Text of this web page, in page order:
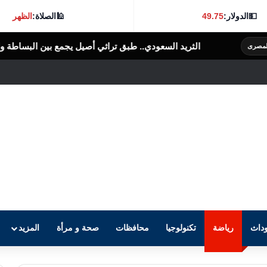
💵الدولار:49.75
🕌الصلاة:الظهر
طبق تراثي أصيل يجمع بين البساطة والنكهة الغنية الرأى العام
رياضة تكنولوجيا محافظات صحة و مرأة المزيد